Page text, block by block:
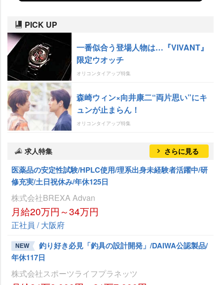
PICK UP
一番似合う登場人物は…『VIVANT』
限定ウオッチ
オリコンタイアップ特集
森崎ウィン×向井康二“両片思い”にキ
ュンが止まらん！
オリコンタイアップ特集
求人特集 さらに見る
医薬品の安定性試験/HPLC使用/理系出身未経験者活躍中/研
修充実/土日祝休み/年休125日
株式会社BREXA Advan
月給20万円～34万円
正社員 / 大阪府
NEW
釣り好き必見「釣具の設計開発」/DAIWA公認製品/
年休117日
株式会社スポーツライフプラネッツ